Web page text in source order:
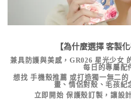
【為什麼選擇 客製
兼具防護與美感， GR026 星光少女
每日的專屬配
想找手機殼推薦 或打造獨一無二的
畫、情侶對殼、毛孩紀
立即開始 保護殼訂製 ，讓設